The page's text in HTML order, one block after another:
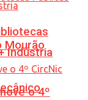
Indústria
Mourão
o 4º